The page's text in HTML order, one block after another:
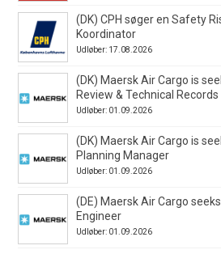
(DK) CPH søger en Safety
Koordinator
Udløber: 17.08.2026
(DK) Maersk Air Cargo is
Review & Technical
Udløber: 01.09.2026
(DK) Maersk Air Cargo is
Planning Manager
Udløber: 01.09.2026
(DE) Maersk Air Cargo
Engineer
Udløber: 01.09.2026